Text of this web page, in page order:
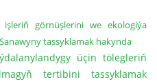
görnüşlerini we ekologiýa
tassyklamak hakynda
üçin tölegleriň
tertibini tassyklamak